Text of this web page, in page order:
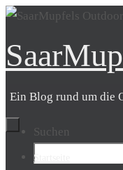
Zum
springen
Ein Blog rund um die
Suchen
Zum
Startseite